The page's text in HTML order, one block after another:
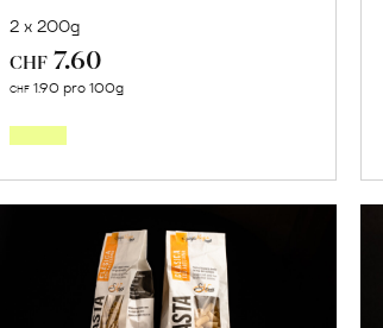
2 x 200g
CHF 7.60
CHF 1.90 pro 100g